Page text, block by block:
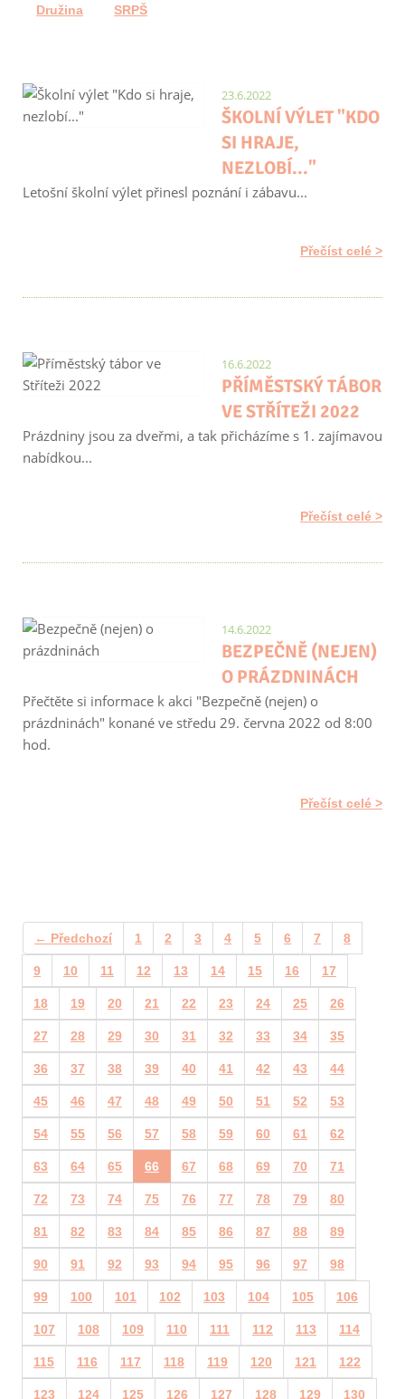
Družina SRPŠ
23.6.2022
ŠKOLNÍ VÝLET "KDO
SI HRAJE,
NEZLOBÍ..."
Letošní školní výlet přinesl poznání i zábavu...
Přečíst celé
16.6.2022
PŘÍMĚSTSKÝ TÁBOR
VE STŘÍTEŽI 2022
Prázdniny jsou za dveřmi, a tak přicházíme s 1. zajímavou
nabídkou...
Přečíst celé
14.6.2022
BEZPEČNĚ (NEJEN)
O PRÁZDNINÁCH
Přečtěte si informace k akci "Bezpečně (nejen) o
prázdninách" konané ve středu 29. června 2022 od 8:00
hod.
Přečíst celé
← Předchozí 1 2 3 4 5 6 7 8
9 10 11 12 13 14 15 16 17
18 19 20 21 22 23 24 25 26
27 28 29 30 31 32 33 34 35
36 37 38 39 40 41 42 43 44
45 46 47 48 49 50 51 52 53
54 55 56 57 58 59 60 61 62
63 64 65 66 67 68 69 70 71
72 73 74 75 76 77 78 79 80
81 82 83 84 85 86 87 88 89
90 91 92 93 94 95 96 97 98
99 100 101 102 103 104 105 106
107 108 109 110 111 112 113 114
115 116 117 118 119 120 121 122
123 124 125 126 127 128 129 130